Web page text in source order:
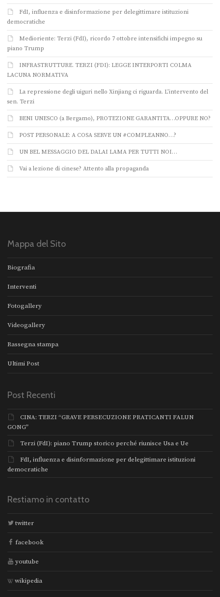
FdI, influenza e disinformazione per delegittimare istituzioni
democratiche
Medioriente: Terzi (FdI), ricordo 7 ottobre intensifichi impegno su
piano Trump
INFRASTRUTTURE. TERZI (FDI): LEGGE INTERPORTI COLMA
LACUNA NORMATIVA
La repressione degli uiguri nello Xinjiang ci riguarda. L’intervento del
sen. Terzi
BENI UNESCO (a Bergamo), PROTEZIONE GARANTITA…OPPURE NO?
POST PERSONALE: A COSA SERVE UN #COMPLEANNO…?
UN BEL MESSAGGIO DEL DALAI LAMA PER TUTTI NOI…
Vai a lezione di cinese? Attento alla propaganda
Mappa del Sito
Biografia
Interventi
Fotogallery
Videogallery
Rassegna stampa
Ultimi Post
Post Recenti
CINA: TERZI “GRAVE PERSECUZIONE PRATICANTI FALUN
GONG”
Terzi (FdI): piano Trump storico perché riunisce Usa e Ue
FdI, influenza e disinformazione per delegittimare istituzioni
democratiche
Restiamo in contatto
twitter
facebook
youtube
wikipedia